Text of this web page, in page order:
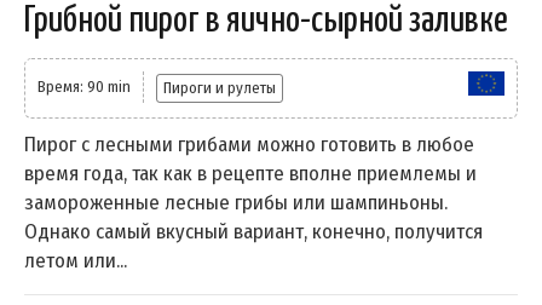
Грибной пирог в яично-сырной заливке
Время: 90 min Пироги и рулеты
Пирог с лесными грибами можно готовить в любое
время года, так как в рецепте вполне приемлемы и
замороженные лесные грибы или шампиньоны.
Однако самый вкусный вариант, конечно, получится
летом или...